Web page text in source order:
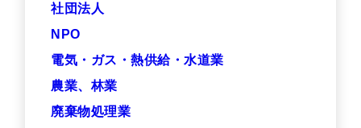
社団法人
NPO
電気・ガス・熱供給・水道業
農業、林業
廃棄物処理業